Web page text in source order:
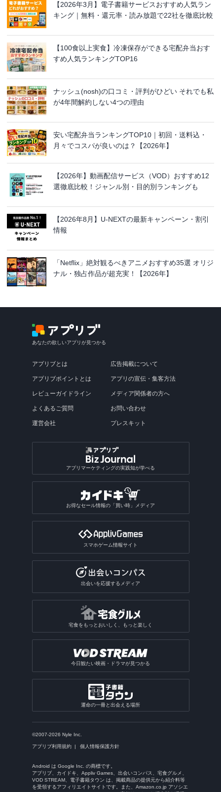
【2026年3月】電子書籍サービスおすすめ人気ラン
キング｜無料・還元率・読み放題で22社を徹底比較
【100食以上実食】冷凍保存ができる宅配弁当おす
すめ人気ランキングTOP16
ナッシュ(nosh)の口コミ・評判がひどい それでも私
が4年間解約しない4つの理由
安い宅配弁当ランキングTOP10｜初回・送料込・
月々でコスパが良いのは？【2026年】
【2026年】動画配信サービス（VOD）おすすめ12
選徹底比較！ジャンル別・目的別ランキングも
【2026年8月】U-NEXTの最新キャンペーン・割引
情報
「Netflix」絶対観るべきアニメおすすめ35選 オリジ
ナル・独占作品が超充実！【2026年】
あなたの欲しいアプリが見つかる
アプリブとは
アプリブポイントとは
レビューガイドライン
よくあるご質問
運営会社
広告掲載について
アプリの宣伝・集客方法
メディア関係者の方へ
お問い合わせ
プレスキット
アプリマーケティングの実践知が学べる
お得なセール情報の「買い時」メディア
スマホゲーム情報サイト
出会いを応援するメディア
宅食をもっとおいしく、もっと楽しく
今日観たい映画・ドラマが見つかる
運命の一冊と出会える場所
©2007-2026 Nyle Inc.
アプリブ利用規約 個人情報保護方針
Android は Google Inc. の商標です。
アプリブ、カイドキ、Appliv Games、出会いコンパス、宅食グルメ、
VOD STREAM、電子書籍タウン は、掲載商品の提供元から紹介料等
を受領するアフィリエイトサイトです。また、Amazon.co.jp アソシエ